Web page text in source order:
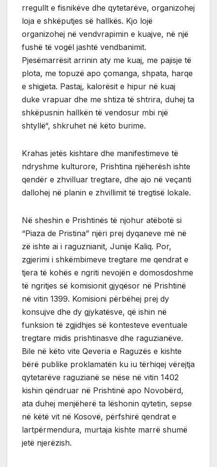
rregullt e fisnikëve dhe qytetarëve, organizohej
loja e shkëputjes së hallkës. Kjo lojë
organizohej në vendvrapimin e kuajve, në një
fushë të vogël jashtë vendbanimit.
Pjesëmarrësit arrinin aty me kuaj, me pajisje të
plota, me topuzë apo çomanga, shpata, harqe
e shigjeta. Pastaj, kalorësit e hipur në kuaj
duke vrapuar dhe me shtiza të shtrira, duhej ta
shkëpusnin hallkën të vendosur mbi një
shtyllë“, shkruhet në këto burime.
Krahas jetës kishtare dhe manifestimeve të
ndryshme kulturore, Prishtina njëherësh ishte
qendër e zhvilluar tregtare, dhe ajo në veçanti
dallohej në planin e zhvillimit të tregtisë lokale.
Në sheshin e Prishtinës të njohur atëbotë si
“Piaza de Pristina” njëri prej dyqaneve më në
zë ishte ai i raguznianit, Junije Kaliq. Por,
zgjerimi i shkëmbimeve tregtare me qendrat e
tjera të kohës e ngriti nevojën e domosdoshme
të ngritjes së komisionit gjyqësor në Prishtinë
në vitin 1399. Komisioni përbëhej prej dy
konsujve dhe dy gjykatësve, që ishin në
funksion të zgjidhjes së kontesteve eventuale
tregtare midis prishtinasve dhe raguzianëve.
Bile në këto vite Qeveria e Raguzës e kishte
bërë publike proklamatën ku iu tërhiqej vërejtja
qytetarëve raguzianë se nëse në vitin 1402
kishin qëndruar në Prishtinë apo Novobërd,
ata duhej menjëherë ta lëshonin qytetin, sepse
në këtë vit në Kosovë, përfshirë qendrat e
lartpërmendura, murtaja kishte marrë shumë
jetë njerëzish.